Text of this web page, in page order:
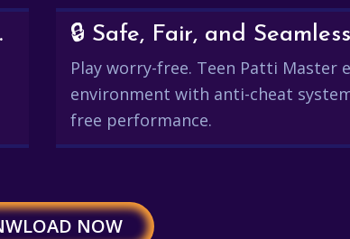
🔒 Safe, Fair, and
Play worry-free. Teen Patti Master
environment with anti-cheat
free performance.
NOW